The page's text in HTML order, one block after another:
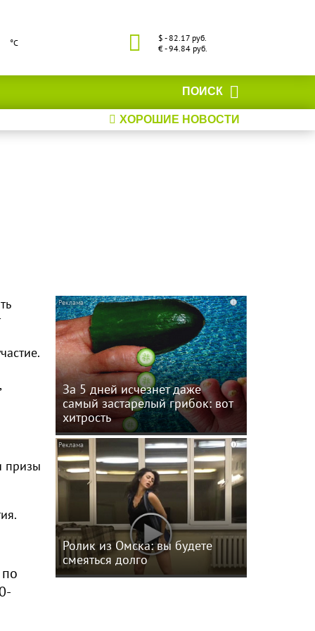
°С
$ - 82.17 руб.
€ - 94.84 руб.
ПОИСК
ХОРОШИЕ НОВОСТИ
призы
i
За 5 дней исчезнет даже
самый застарелый грибок: вот
хитрость
i
Ролик из Омска: вы будете
смеяться долго